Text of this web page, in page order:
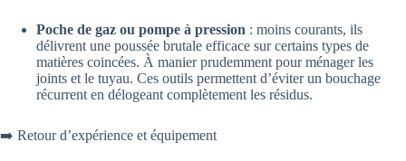
Poche de gaz ou pompe à pression : moins courants, ils
délivrent une poussée brutale efficace sur certains types de
matières coincées. À manier prudemment pour ménager les
joints et le tuyau. Ces outils permettent d’éviter un bouchage
récurrent en délogeant complètement les résidus.
➡️ Retour d’expérience et équipement